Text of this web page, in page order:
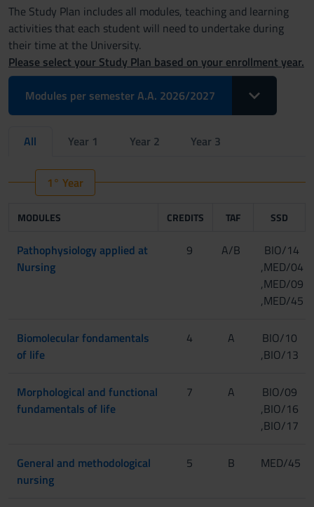
The Study Plan includes all modules, teaching and learning
activities that each student will need to undertake during
their time at the University.
Please select your Study Plan based on your enrollment year.
Modules per semester A.A. 2026/2027
Toggle
All Year 1 Year 2 Year 3
1° Year
MODULES CREDITS TAF SSD
Pathophysiology applied at
Nursing
9 A/B
BIO/14
,MED/04
,MED/09
,MED/45
Biomolecular fondamentals
of life
4 A
BIO/10
,BIO/13
Morphological and functional
fundamentals of life
7 A
BIO/09
,BIO/16
,BIO/17
General and methodological
nursing
5 B MED/45